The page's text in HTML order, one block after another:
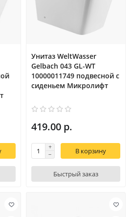
Унитаз WeltWasser
Gelbach 043 GL-WT
10000011749 подвесной с
сиденьем Микролифт
419.00 р.
В корзину
Быстрый заказ